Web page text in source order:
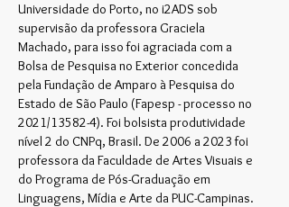
Universidade do Porto, no i2ADS sob
supervisão da professora Graciela
Machado, para isso foi agraciada com a
Bolsa de Pesquisa no Exterior concedida
pela Fundação de Amparo à Pesquisa do
Estado de São Paulo (Fapesp - processo no
2021/13582-4). Foi bolsista produtividade
nível 2 do CNPq, Brasil. De 2006 a 2023 foi
professora da Faculdade de Artes Visuais e
do Programa de Pós-Graduação em
Linguagens, Mídia e Arte da PUC-Campinas.